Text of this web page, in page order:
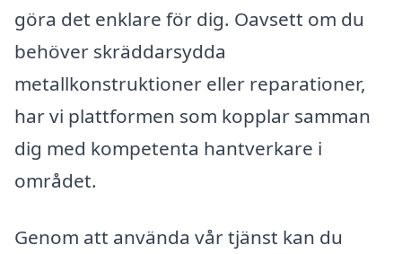
göra det enklare för dig. Oavsett om du
behöver skräddarsydda
metallkonstruktioner eller reparationer,
har vi plattformen som kopplar samman
dig med kompetenta hantverkare i
området.
Genom att använda vår tjänst kan du